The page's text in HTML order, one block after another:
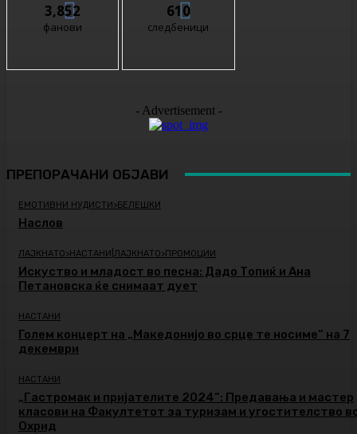
3,852
фанови
610
следбеници
- Advertisement -
ПРЕПОРАЧАНИ ОБЈАВИ
ЕМОТИВНИ НУДИСТИ>БЕЛЕШКИ
Наслов
ЛАЈКНАТО>НАСТАНИ|ЛАЈКНАТО>ПРОМОЦИИ
Искуство и младост во песна: Дадо Топиќ и Ана
Петановска ќе снимаат дует
НАСТАНИ
Голем концерт на „Македонијо во срце те носиме“ на 7
декември
НАСТАНИ
„Гастромак и пријателите 2024“: Предавања и мастер
класови на Факултетот за туризам и угостителство
Охрид